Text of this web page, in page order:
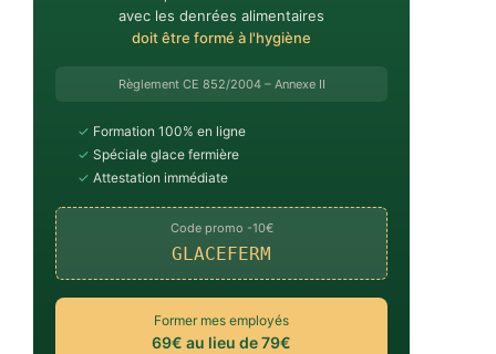
avec les denrées alimentaires
doit être formé à l'hygiène
Règlement CE 852/2004 – Annexe II
✓ Formation 100% en ligne
✓ Spéciale glace fermière
✓ Attestation immédiate
Code promo -10€
GLACEFERM
Former mes employés
69€ au lieu de 79€